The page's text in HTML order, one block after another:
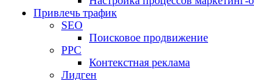
Привлечь трафик
SEO
Поисковое продвижение
PPC
Контекстная реклама
Лидген